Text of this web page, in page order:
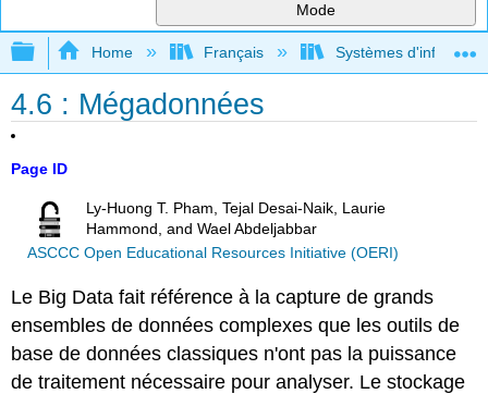
Mode
Expand/collapse global hierarchy
Home Français Systèmes
4.6 : Mégadonnées
Page ID
Ly-Huong T. Pham, Tejal Desai-Naik, Laurie
Hammond, and Wael Abdeljabbar
ASCCC Open Educational Resources Initiative (OERI)
Le Big Data fait référence à la capture de grands
ensembles de données complexes que les outils de
base de données classiques n'ont pas la puissance
de traitement nécessaire pour analyser. Le stockage